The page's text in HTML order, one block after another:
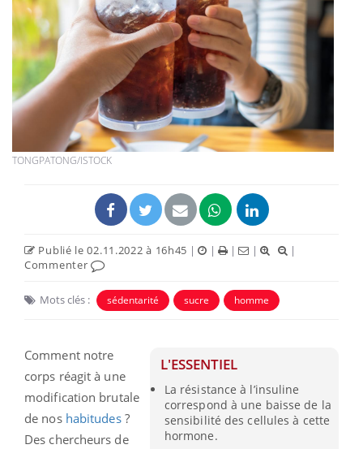
TONGPATONG/ISTOCK
Publié le 02.11.2022 à 16h45 | | | |
|
Commenter
Mots clés : sédentarité sucre homme
L'ESSENTIEL
La résistance à l’insuline
correspond à une baisse de la
sensibilité des cellules à cette
hormone.
Comment notre
corps réagit à une
modification brutale
de nos habitudes?
Des chercheurs de